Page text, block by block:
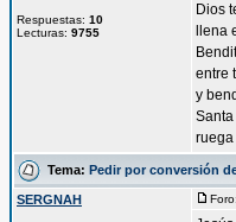
Respuestas: 10
Lecturas: 9755
Dios
llena
entre
y
ruega
Tema: Pedir por conversión
SERGNAH Foro: